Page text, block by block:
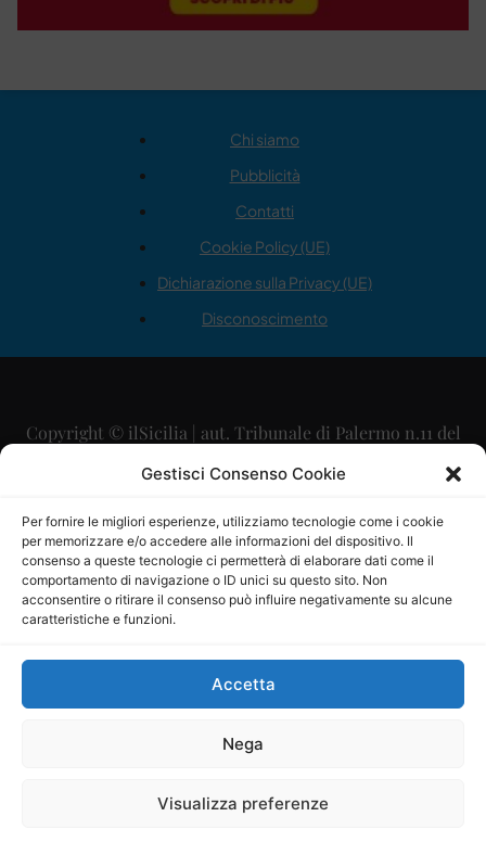
Gestisci Consenso Cookie
Per fornire le migliori esperienze, utilizziamo tecnologie come i cookie
per memorizzare e/o accedere alle informazioni del dispositivo. Il
consenso a queste tecnologie ci permetterà di elaborare dati come il
comportamento di navigazione o ID unici su questo sito. Non
acconsentire o ritirare il consenso può influire negativamente su alcune
caratteristiche e funzioni.
Accetta
Nega
Visualizza preferenze
Chi siamo
Pubblicità
Contatti
Cookie Policy (UE)
Dichiarazione sulla Privacy (UE)
Disconoscimento
Copyright © ilSicilia | aut. Tribunale di Palermo n.11 del
29/09/2015
Direttore Editoriale: Maurizio Scaglione
Direttore Responsabile: Maria Calabrese
P.IVA: 06334930820
Mercurio Comunicazione Società Cooperativa a r.l. è
iscritta al Registro degli Operatori di Comunicazione al
Sito gestito daLa Digitale srl–info@ladigitale.it